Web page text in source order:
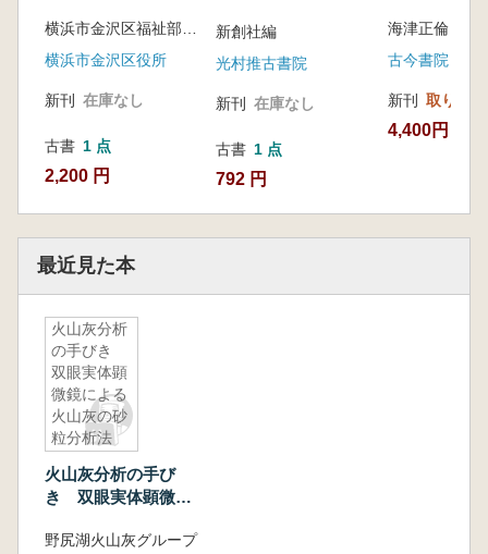
横浜市金沢区役所
新刊 在庫なし
古書 1 点
2,200 円
新創社編
光村推古書院
新刊 在庫なし
古書 1 点
792 円
海津正倫 著
古今書院
新刊 取り寄せ
4,400円
最近見た本
火山灰分析
の手びき
双眼実体顕
微鏡による
火山灰の砂
粒分析法
火山灰分析の手び
き 双眼実体顕微鏡
分析法
野尻湖火山灰グループ